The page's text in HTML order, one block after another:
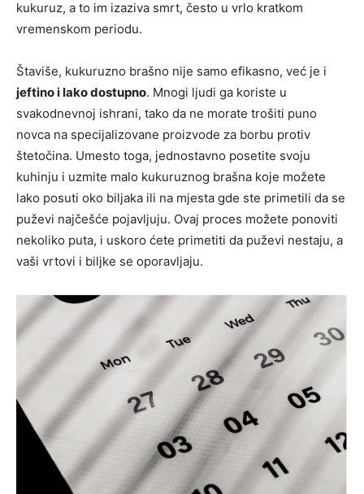
kukuruz, a to im izaziva smrt, često u vrlo kratkom
vremenskom periodu.
Štaviše, kukuruzno brašno nije samo efikasno, već je i
jeftino i lako dostupno. Mnogi ljudi ga koriste u
svakodnevnoj ishrani, tako da ne morate trošiti puno
novca na specijalizovane proizvode za borbu protiv
štetočina. Umesto toga, jednostavno posetite svoju
kuhinju i uzmite malo kukuruznog brašna koje možete
lako posuti oko biljaka ili na mjesta gde ste primetili da se
puževi najčešće pojavljuju. Ovaj proces možete ponoviti
nekoliko puta, i uskoro ćete primetiti da puževi nestaju, a
vaši vrtovi i biljke se oporavljaju.